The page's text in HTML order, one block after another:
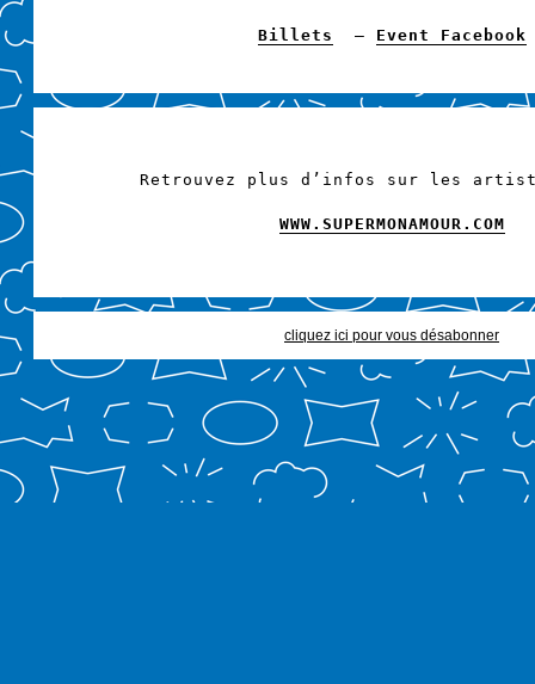
Billets – Event Facebook
Retrouvez plus d’infos sur les
WWW.SUPERMONAMOUR.COM
cliquez ici pour vous désabonner